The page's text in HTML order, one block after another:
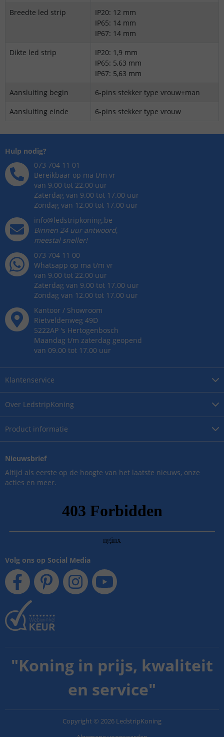
Breedte led strip
IP20: 12 mm
IP65: 14 mm
IP67: 14 mm
Dikte led strip
IP20: 1,9 mm
IP65: 5,63 mm
IP67: 5,63 mm
Aansluiting begin
6-pins stekker type vrouw+man
Aansluiting einde
6-pins stekker type vrouw
Over LedstripKoning
Product informatie
Klantenservice
Hulp nodig?
073 704 11 01
Bereikbaar op ma t/m vr
van 9.00 tot 22.00 uur
Zaterdag van 9.00 tot 17.00 uur
Zondag van 12.00 tot 17.00 uur
info@ledstripkoning.be
Binnen 24 uur antwoord,
meestal sneller!
073 704 11 00
Whatsapp op ma t/m vr
van 9.00 tot 22.00 uur
Zaterdag van 9.00 tot 17.00 uur
Zondag van 12.00 tot 17.00 uur
Kantoor / Showroom
Rietveldenweg 49D
5222AP 's Hertogenbosch
Maandag t/m zaterdag geopend
van 09.00 tot 17.00 uur
Nieuwsbrief
Altijd als eerste op de hoogte van het laatste nieuws, onze
acties en meer.
Volg ons op Social Media
"Koning in prijs, kwaliteit
en service"
Copyright © 2026 LedstripKoning